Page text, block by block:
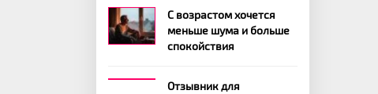
С возрастом хочется
меньше шума и больше
спокойствия
Отзывник для